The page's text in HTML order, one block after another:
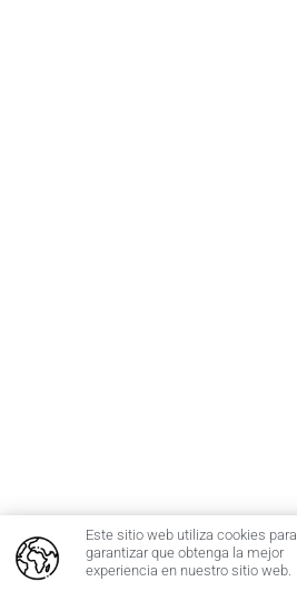
Inicio Cuenta
Este sitio web utiliza cookies para
garantizar que obtenga la mejor
experiencia en nuestro sitio web.